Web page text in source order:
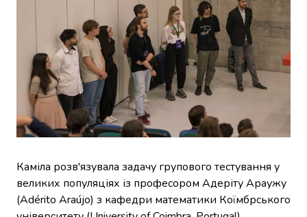
Каміла розв'язувала задачу групового тестування у
великих популяціях із професором Адеріту Араужу
(Adérito Araújo) з кафедри математики Коїмбрського